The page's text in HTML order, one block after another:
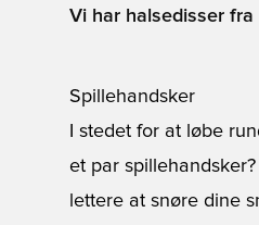
Vi har halsedisser fra
Spillehandsker
I stedet for at løbe
et par spillehandsker
lettere at snøre dine